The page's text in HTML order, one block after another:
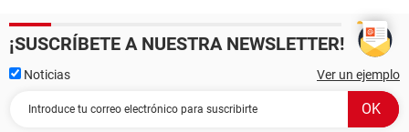
¡SUSCRÍBETE A NUESTRA NEWSLETTER!
Noticias Ver un ejemplo